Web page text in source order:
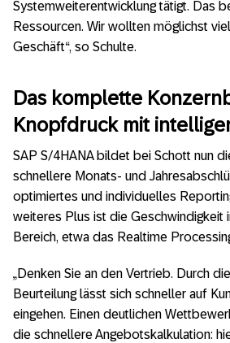
Systemweiterentwicklung tätigt. Das
Ressourcen. Wir wollten möglichst
Geschäft“, so Schulte.
Das komplette
Knopfdruck mit
SAP S/4HANA bildet bei Schott nun
schnellere Monats- und
optimiertes und individuelles
weiteres Plus ist die Geschwindigkeit
Bereich, etwa das Realtime
„Denken Sie an den Vertrieb. Durch
Beurteilung lässt sich schneller auf
eingehen. Einen deutlichen
die schnellere Angebotskalkulation: